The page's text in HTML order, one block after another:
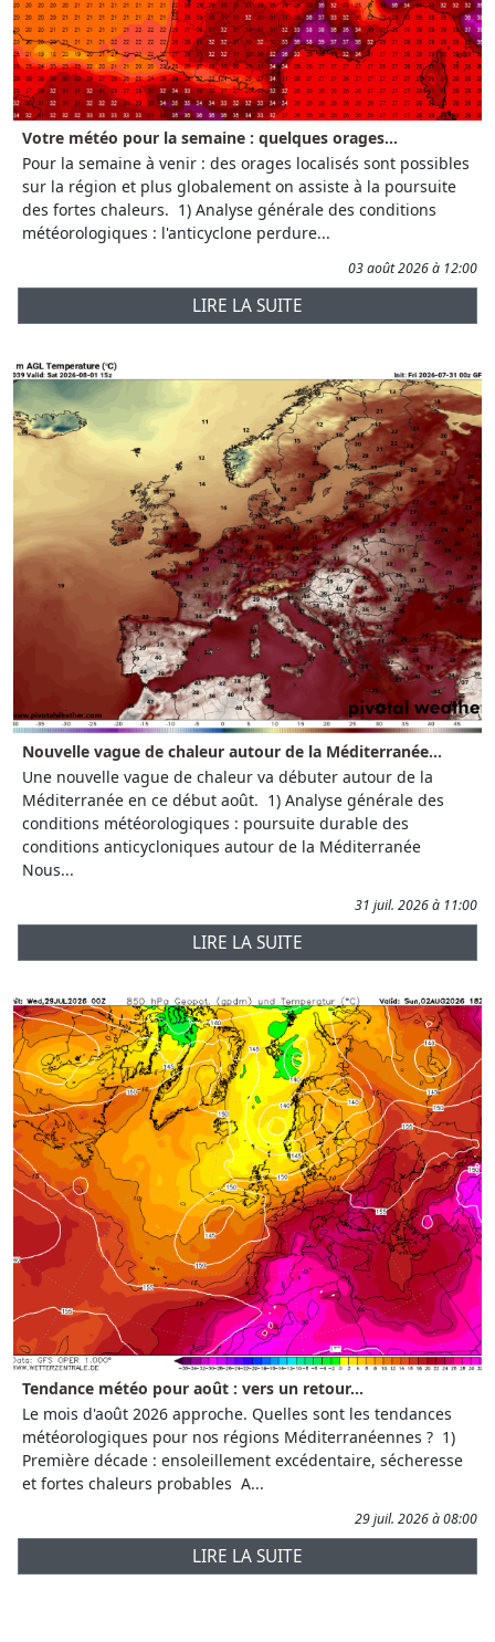
Votre météo pour la semaine : quelques orages...
Pour la semaine à venir : des orages localisés sont possibles
sur la région et plus globalement on assiste à la poursuite
des fortes chaleurs. 1) Analyse générale des conditions
météorologiques : l'anticyclone perdure...
03 août 2026 à 12:00
LIRE LA SUITE
Nouvelle vague de chaleur autour de la Méditerranée...
Une nouvelle vague de chaleur va débuter autour de la
Méditerranée en ce début août. 1) Analyse générale des
conditions météorologiques : poursuite durable des
conditions anticycloniques autour de la Méditerranée
Nous...
31 juil. 2026 à 11:00
LIRE LA SUITE
Tendance météo pour août : vers un retour...
Le mois d'août 2026 approche. Quelles sont les tendances
météorologiques pour nos régions Méditerranéennes ? 1)
Première décade : ensoleillement excédentaire, sécheresse
et fortes chaleurs probables A...
29 juil. 2026 à 08:00
LIRE LA SUITE